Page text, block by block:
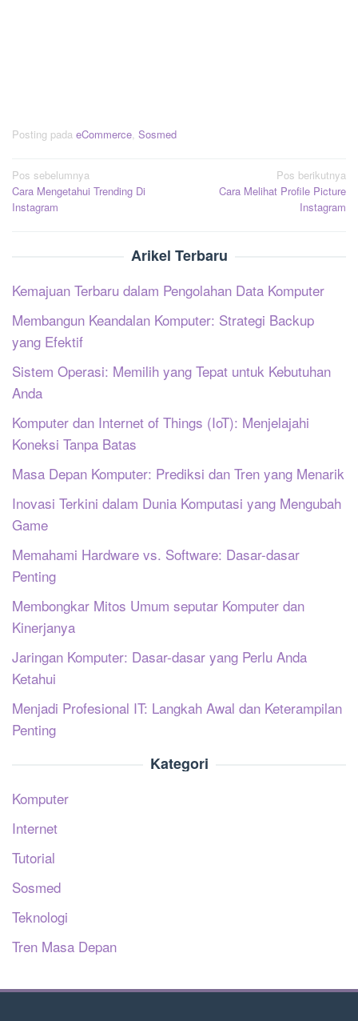
Posting pada eCommerce, Sosmed
Navigasi
pos
Pos sebelumnya
Cara Mengetahui Trending Di
Instagram
Pos berikutnya
Cara Melihat Profile Picture
Instagram
Arikel Terbaru
Kemajuan Terbaru dalam Pengolahan Data Komputer
Membangun Keandalan Komputer: Strategi Backup
yang Efektif
Sistem Operasi: Memilih yang Tepat untuk Kebutuhan
Anda
Komputer dan Internet of Things (IoT): Menjelajahi
Koneksi Tanpa Batas
Masa Depan Komputer: Prediksi dan Tren yang Menarik
Inovasi Terkini dalam Dunia Komputasi yang Mengubah
Game
Memahami Hardware vs. Software: Dasar-dasar
Penting
Membongkar Mitos Umum seputar Komputer dan
Kinerjanya
Jaringan Komputer: Dasar-dasar yang Perlu Anda
Ketahui
Menjadi Profesional IT: Langkah Awal dan Keterampilan
Penting
Kategori
Komputer
Internet
Tutorial
Sosmed
Teknologi
Tren Masa Depan